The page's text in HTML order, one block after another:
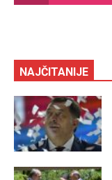
NAJČITANIJE